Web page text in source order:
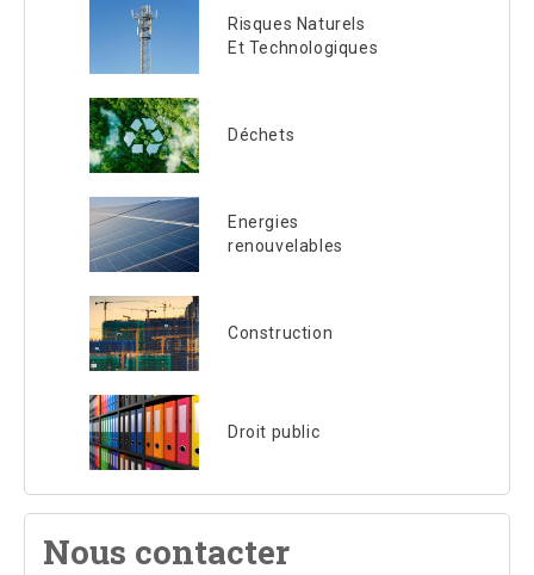
Risques Naturels
Et Technologiques
Déchets
Energies
renouvelables
Construction
Droit public
Nous contacter